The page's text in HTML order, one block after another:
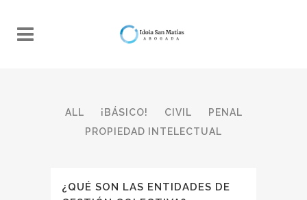
ALL ¡BÁSICO! CIVIL
PENAL
PROPIEDAD INTELECTUAL
¿QUÉ SON LAS ENTIDADES DE